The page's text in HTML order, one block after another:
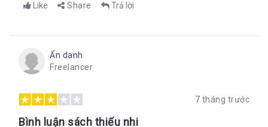
Like Share Trả lời
Ẩn danh
Freelancer
7 tháng trước
Bình luận sách thiếu nhi